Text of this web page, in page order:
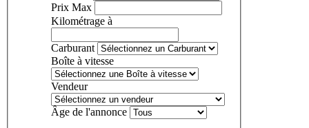
Prix Max
Kilométrage à
Carburant
Boîte à vitesse
Vendeur
Âge de l'annonce